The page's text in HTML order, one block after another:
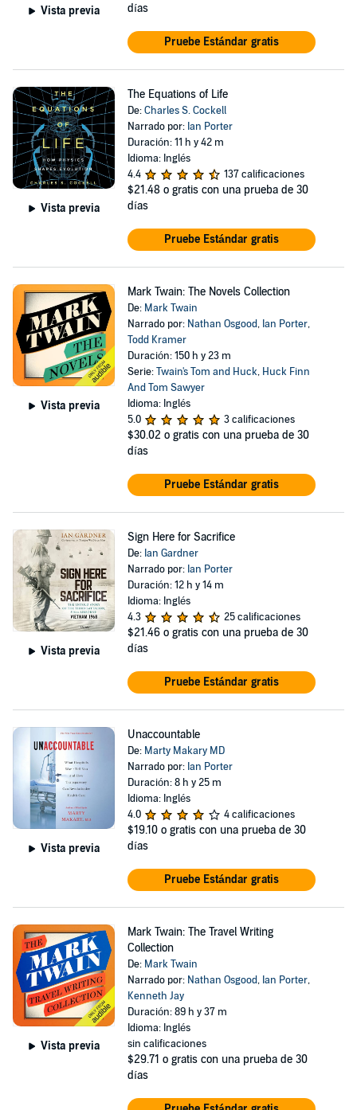
Vista previa
días
Pruebe Estándar gratis
Vista previa
The Equations of Life
De:Charles S. Cockell
Narrado por: Ian Porter
Duración: 11 h y 42 m
Idioma: Inglés
4.4
137 calificaciones
$21.48 o gratis con una prueba de 30
días
Pruebe Estándar gratis
Vista previa
Mark Twain: The Novels Collection
De: Mark Twain
Narrado por: Nathan Osgood, Ian Porter,
Todd Kramer
Duración: 150 h y 23 m
Serie:Twain's Tom and Huck, Huck Finn
And Tom Sawyer
Idioma: Inglés
5.0
3 calificaciones
$30.02 o gratis con una prueba de 30
días
Pruebe Estándar gratis
Vista previa
Sign Here for Sacrifice
De: Ian Gardner
Narrado por: Ian Porter
Duración: 12 h y 14 m
Idioma: Inglés
4.3
25 calificaciones
$21.46 o gratis con una prueba de 30
días
Pruebe Estándar gratis
Vista previa
Unaccountable
De: Marty Makary MD
Narrado por: Ian Porter
Duración: 8 h y 25 m
Idioma: Inglés
4.0
4 calificaciones
$19.10 o gratis con una prueba de 30
días
Pruebe Estándar gratis
Vista previa
Mark Twain: The Travel Writing
Collection
De: Mark Twain
Narrado por: Nathan Osgood, Ian Porter,
Kenneth Jay
Duración: 89 h y 37 m
Idioma: Inglés
sin calificaciones
$29.71 o gratis con una prueba de 30
días